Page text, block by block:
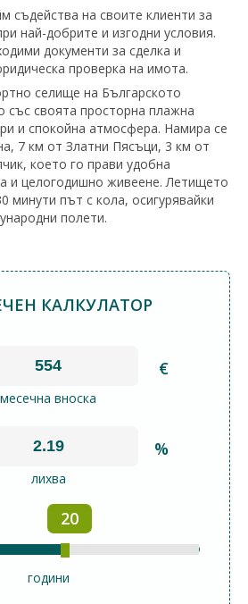
съдейства на своите клиенти за
най-добрите и изгодни условия.
документи за сделка и
проверка на имота.
селище на Българското
със своята просторна плажна
и спокойна атмосфера. Намира се
7 км от Златни Пясъци, 3 км от
което го прави удобна
и целогодишно живеене. Летището
минути път с кола, осигурявайки
полети.
КАЛКУЛАТОР
€
месечна вноска
%
лихва
20
години